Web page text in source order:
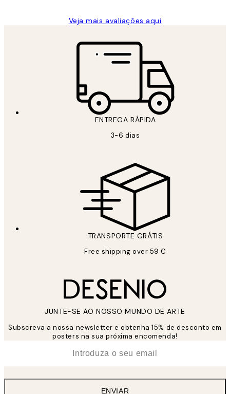
Veja mais avaliações aqui
ENTREGA RÁPIDA
3-6 dias
TRANSPORTE GRÁTIS
Free shipping over 59 €
JUNTE-SE AO NOSSO MUNDO DE ARTE
Subscreva a nossa newsletter e obtenha 15% de desconto em
posters na sua próxima encomenda!
ENVIAR